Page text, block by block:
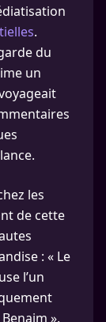
.
du
un
les
de cette
: « Le
l’un
».